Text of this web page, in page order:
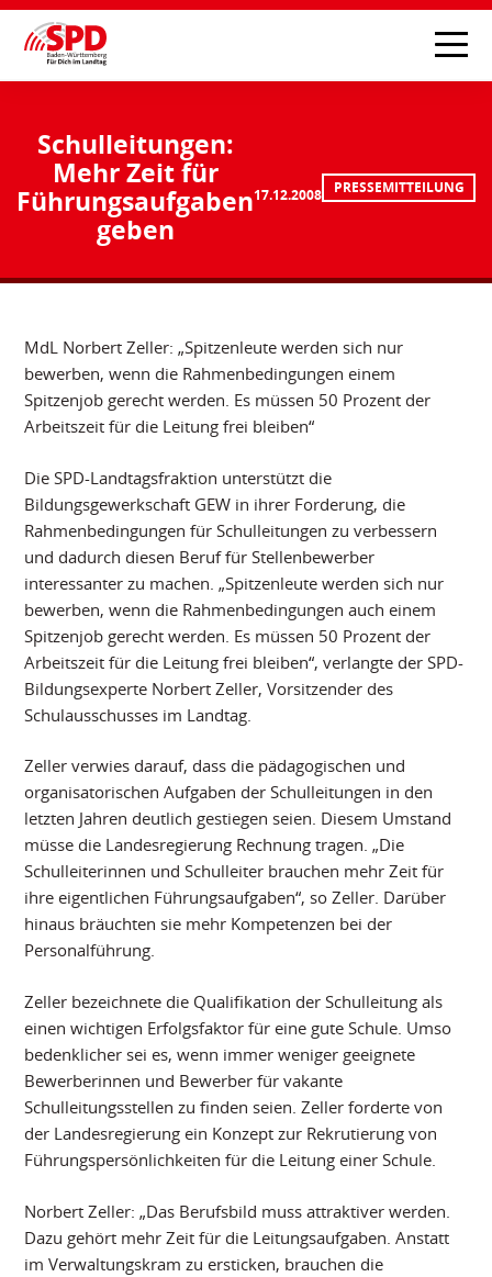
Schulleitungen:
Mehr Zeit für
Führungsaufgaben
geben
17.12.2008 PRESSEMITTEILUNG
MdL Norbert Zeller: „Spitzenleute werden sich nur
bewerben, wenn die Rahmenbedingungen einem
Spitzenjob gerecht werden. Es müssen 50 Prozent der
Arbeitszeit für die Leitung frei bleiben“
Die SPD-Landtagsfraktion unterstützt die
Bildungsgewerkschaft GEW in ihrer Forderung, die
Rahmenbedingungen für Schulleitungen zu verbessern
und dadurch diesen Beruf für Stellenbewerber
interessanter zu machen. „Spitzenleute werden sich nur
bewerben, wenn die Rahmenbedingungen auch einem
Spitzenjob gerecht werden. Es müssen 50 Prozent der
Arbeitszeit für die Leitung frei bleiben“, verlangte der SPD-
Bildungsexperte Norbert Zeller, Vorsitzender des
Schulausschusses im Landtag.
Zeller verwies darauf, dass die pädagogischen und
organisatorischen Aufgaben der Schulleitungen in den
letzten Jahren deutlich gestiegen seien. Diesem Umstand
müsse die Landesregierung Rechnung tragen. „Die
Schulleiterinnen und Schulleiter brauchen mehr Zeit für
ihre eigentlichen Führungsaufgaben“, so Zeller. Darüber
hinaus bräuchten sie mehr Kompetenzen bei der
Personalführung.
Zeller bezeichnete die Qualifikation der Schulleitung als
einen wichtigen Erfolgsfaktor für eine gute Schule. Umso
bedenklicher sei es, wenn immer weniger geeignete
Bewerberinnen und Bewerber für vakante
Schulleitungsstellen zu finden seien. Zeller forderte von
der Landesregierung ein Konzept zur Rekrutierung von
Führungspersönlichkeiten für die Leitung einer Schule.
Norbert Zeller: „Das Berufsbild muss attraktiver werden.
Dazu gehört mehr Zeit für die Leitungsaufgaben. Anstatt
im Verwaltungskram zu ersticken, brauchen die